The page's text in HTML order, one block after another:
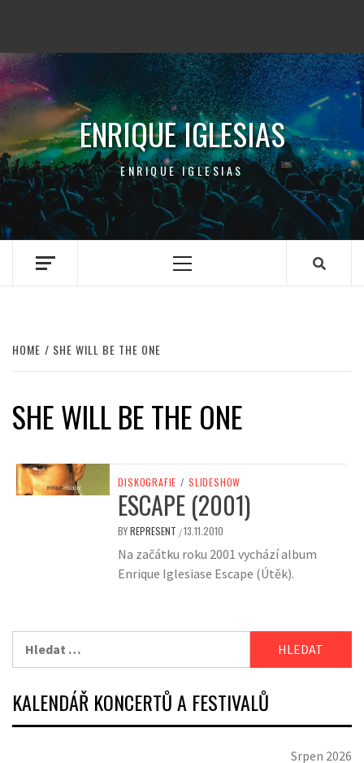
ENRIQUE IGLESIAS
ENRIQUE IGLESIAS
Primary
HOME SHE WILL BE THE ONE
SHE WILL BE THE ONE
DISKOGRAFIE / SLIDESHOW
ESCAPE (2001)
BYREPRESENT /13.11.2010
Na začátku roku 2001 vychází album
Enrique Iglesiase Escape (Útěk).
KALENDÁŘ KONCERTŮ A FESTIVALŮ
Srpen 2026